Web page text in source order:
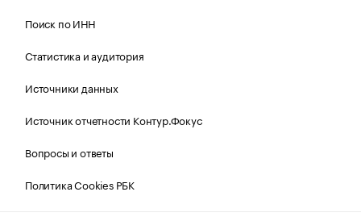
Поиск по ИНН
Статистика и аудитория
Источники данных
Источник отчетности Контур.Фокус
Вопросы и ответы
Политика Cookies РБК